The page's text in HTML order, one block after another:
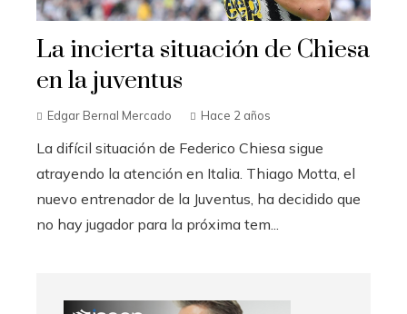
La incierta situación de Chiesa
en la juventus
Edgar Bernal Mercado Hace 2 años
La difícil situación de Federico Chiesa sigue
atrayendo la atención en Italia. Thiago Motta, el
nuevo entrenador de la Juventus, ha decidido que
no hay jugador para la próxima tem...